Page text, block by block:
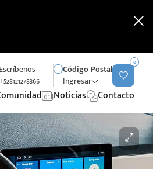
Escríbenos
Código Postal
Ingresar
0
Noticias Contacto